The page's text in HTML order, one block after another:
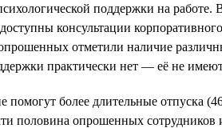
поддержки на
консультации
отметили наличие
практически нет — её не
более длительные отпуска
половина опрошенных